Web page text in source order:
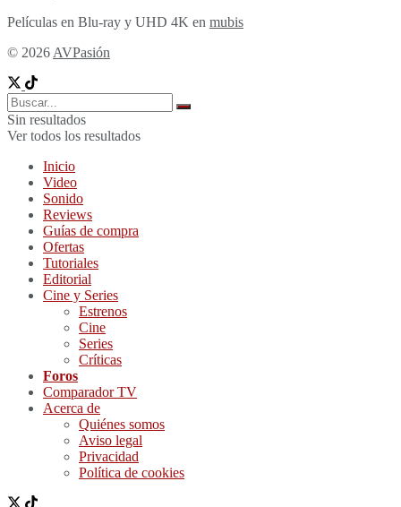
Películas en Blu-ray y UHD 4K en mubis
© 2026 AVPasión
Sin resultados
Ver todos los resultados
Inicio
Video
Sonido
Reviews
Guías de compra
Ofertas
Tutoriales
Editorial
Cine y Series
Estrenos
Cine
Series
Críticas
Foros
Comparador TV
Acerca de
Quiénes somos
Aviso legal
Privacidad
Política de cookies